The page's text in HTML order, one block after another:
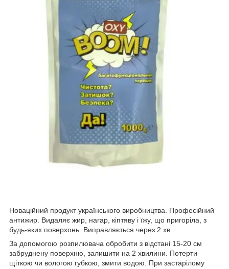
Новаційний продукт українського виробництва. Професійний
антижир. Видаляє жир, нагар, кіптяву і їжу, що пригоріла, з
будь-яких поверхонь. Виправляється через 2 хв.
За допомогою розпилювача обробити з відстані 15-20 см
забруднену поверхню, залишити на 2 хвилини. Потерти
щіткою чи вологою губкою, змити водою. При застарілому